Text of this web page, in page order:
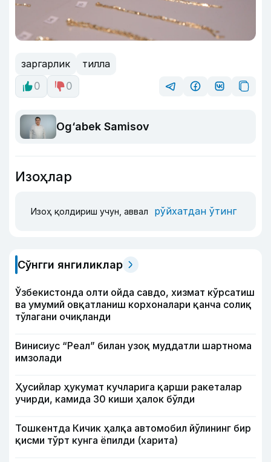
заргарлик
тилла
0
0
Og‘abek Samisov
Изоҳлар
Изоҳ қолдириш учун, аввал рўйхатдан ўтинг
Сўнгги янгиликлар
Ўзбекистонда олти ойда савдо, хизмат кўрсатиш
ва умумий овқатланиш корхоналари қанча солиқ
тўлагани очиқланди
Винисиус “Реал” билан узоқ муддатли шартнома
имзолади
Ҳусийлар ҳукумат кучларига қарши ракеталар
учирди, камида 30 киши ҳалок бўлди
Тошкентда Кичик ҳалқа автомобил йўлининг бир
қисми тўрт кунга ёпилди (харита)